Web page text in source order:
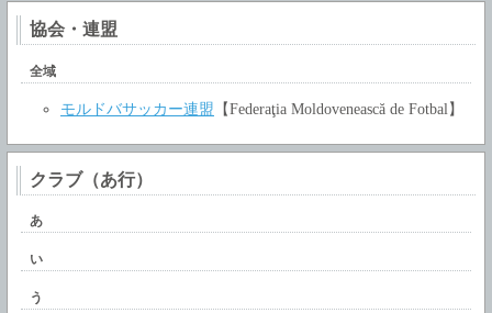
協会・連盟
全域
モルドバサッカー連盟 【Federaţia Moldovenească de Fotbal】
クラブ（あ行）
あ
い
う